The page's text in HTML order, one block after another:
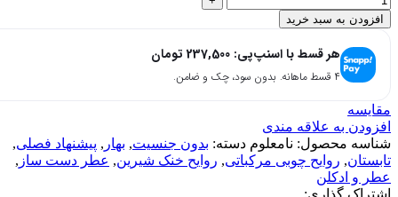
افزودن به سبد خرید
هر قسط با اسنپ‌پی: 237,500 تومان
۴ قسط ماهانه. بدون سود، چک و ضامن.
مقایسه
افزودن به علاقه مندی
شناسه محصول: نامعلوم دسته: بدون جنسیت, بهار , پیشنهاد فصلی,
تابستان, روایح چوبی مرکباتی, روایح خنک شیرین, عطر دست ساز ,
عطر و ادکلن